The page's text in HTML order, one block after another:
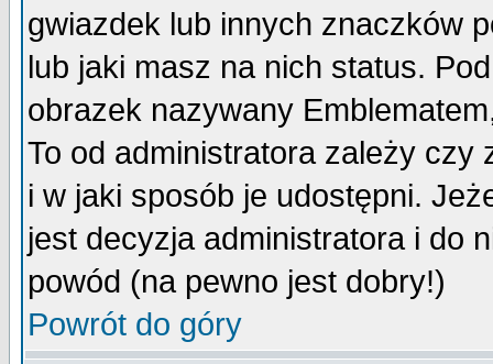
gwiazdek lub innych znaczków
lub jaki masz na nich status.
obrazek nazywany
To od administratora zależy czy
i w jaki sposób je udostępni.
jest decyzja administratora i do
powód (na pewno jest dobry!)
Powrót do góry